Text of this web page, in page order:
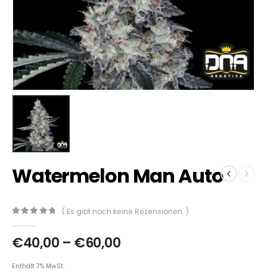
Watermelon Man Auto
( Es gibt noch keine Rezensionen. )
€40,00 – €60,00
Enthält 7% MwSt.